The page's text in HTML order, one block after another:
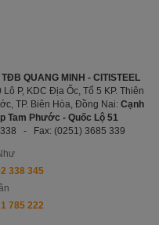
QUANG MINH - CITISTEEL
Lô P, KDC Địa Ốc, Tổ 5 KP. Thiên
TP. Biên Hòa, Đồng Nai:Cạnh
Tam Phước - Quốc Lộ 51
338 -
Fax: (0251) 3685 339
338 345
785 222